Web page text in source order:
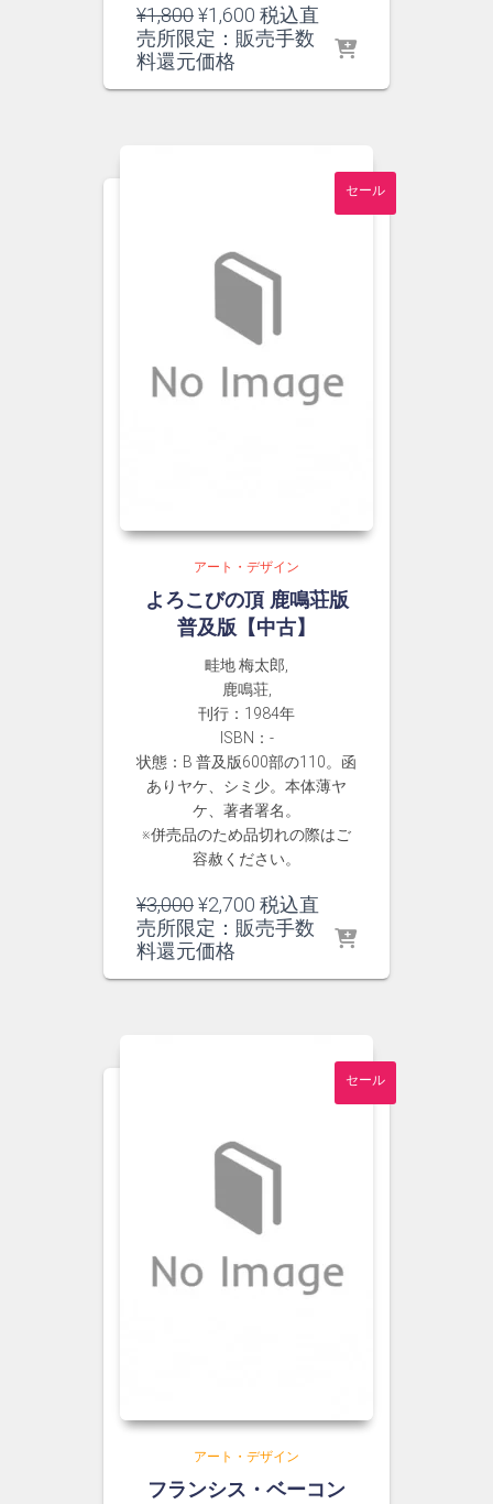
¥1,800元
の
価
¥1,600 現
在
税込直
売所限定：販売手数
料還元価格
セール
アート・デザイン
よろこびの頂 鹿鳴荘版
普及版【中古】
畦地 梅太郎,
鹿鳴荘,
刊行：1984年
ISBN：-
状態：B 普及版600部の110。函
ありヤケ、シミ少。本体薄ヤ
ケ、著者署名。
※併売品のため品切れの際はご
容赦ください。
¥3,000元
の
価
¥2,700 現
在
税込直
売所限定：販売手数
料還元価格
セール
アート・デザイン
フランシス・ベーコン